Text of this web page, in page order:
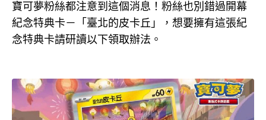
寶可夢粉絲都注意到這個消息！粉絲也別錯過開幕
紀念特典卡－「臺北的皮卡丘」，想要擁有這張紀
念特典卡請研讀以下領取辦法。